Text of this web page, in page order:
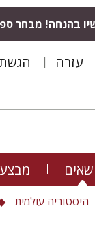
בהנחה! מבחר
עזרה
היסטוריה עולמית